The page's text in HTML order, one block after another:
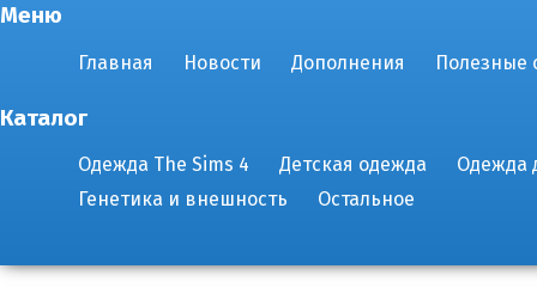
Меню
Главная Новости Дополнения Полезные
Каталог
Одежда The Sims 4 Детская одежда
Одежда
Генетика и внешность
Остальное